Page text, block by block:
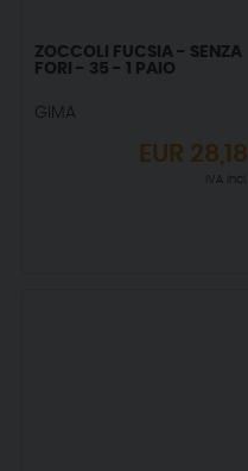
ZOCCOLI FUCSIA - SENZA
FORI - 35 - 1 PAIO
GIMA
EUR 28,18
IVA incl.